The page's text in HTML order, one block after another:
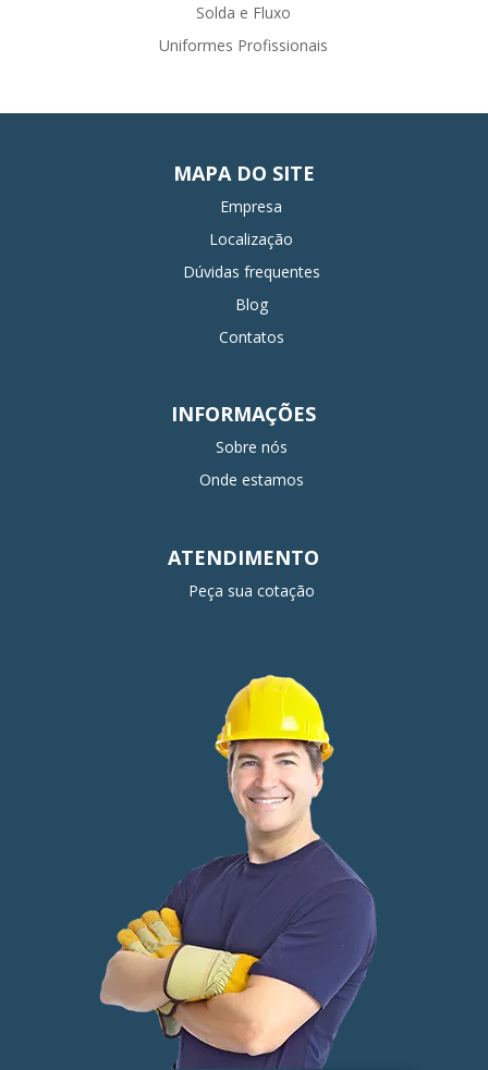
Solda e Fluxo
Uniformes Profissionais
MAPA DO SITE
Empresa
Localização
Dúvidas frequentes
Blog
Contatos
INFORMAÇÕES
Sobre nós
Onde estamos
ATENDIMENTO
Peça sua cotação